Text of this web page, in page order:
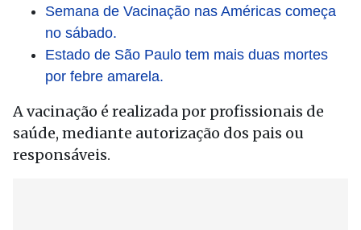
Semana de Vacinação nas Américas começa
no sábado.
Estado de São Paulo tem mais duas mortes
por febre amarela.
A vacinação é realizada por profissionais de
saúde, mediante autorização dos pais ou
responsáveis.